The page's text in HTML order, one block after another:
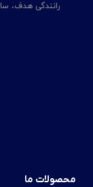
رانندگی هدف،
محصولات ما